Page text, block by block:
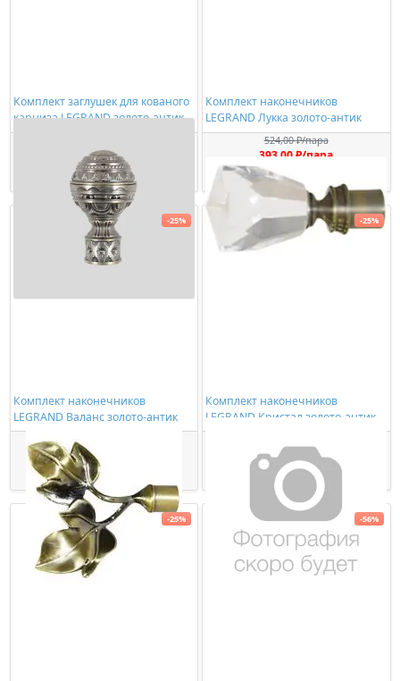
Комплект заглушек для кованого
карниза LEGRAND золото-антик
342,00 ₽/пара
Купить
Комплект наконечников
LEGRAND Лукка золото-антик
524,00 ₽/пара
393,00 ₽/пара
Купить
Комплект наконечников
LEGRAND Валанс золото-антик
748,00 ₽/пара
561,00 ₽/пара
Купить
-25%
Комплект наконечников
LEGRAND Кристал золото-антик
699,00 ₽/пара
Купить
-25%
-25% -56%